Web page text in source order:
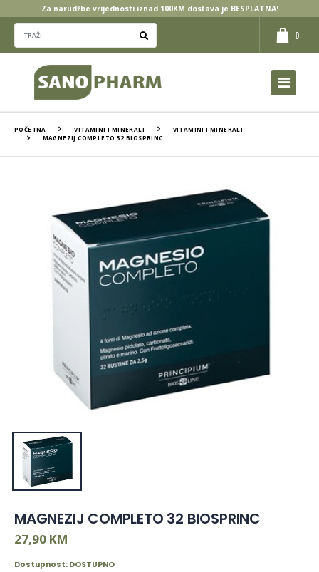
Za narudžbe vrijednosti iznad 100KM dostava je BESPLATNA!
0
POČETNA VITAMINI I MINERALI
VITAMINI I MINERALI
MAGNEZIJ COMPLETO 32 BIOSPRINC
MAGNEZIJ COMPLETO 32 BIOSPRINC
27,90 KM
Dostupnost: DOSTUPNO